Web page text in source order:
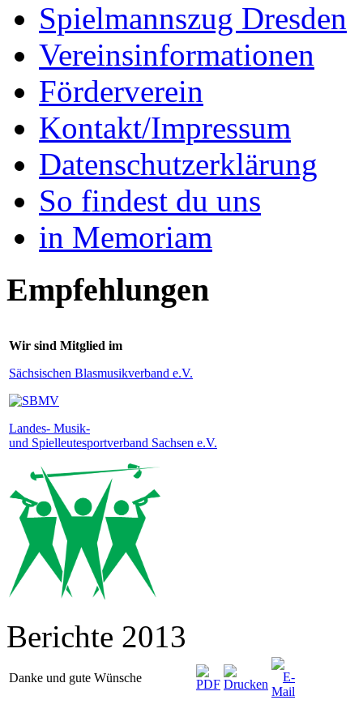
Spielmannszug Dresden
Vereinsinformationen
Förderverein
Kontakt/Impressum
Datenschutzerklärung
So findest du uns
in Memoriam
Empfehlungen
Wir sind Mitglied im
Sächsischen Blasmusikverband e.V.
Landes- Musik-
und Spielleutesportverband Sachsen e.V.
Berichte 2013
Danke und gute Wünsche